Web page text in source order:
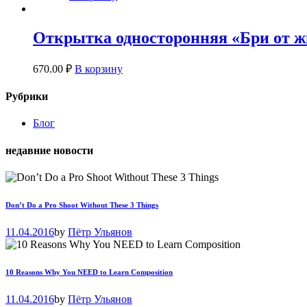
Открытка односторонняя «Бри от
670.00 ₽ В корзину
Рубрики
Блог
недавние новости
Don’t Do a Pro Shoot Without These 3 Things
11.04.2016by Пётр Ульянов
10 Reasons Why You NEED to Learn Composition
11.04.2016by Пётр Ульянов